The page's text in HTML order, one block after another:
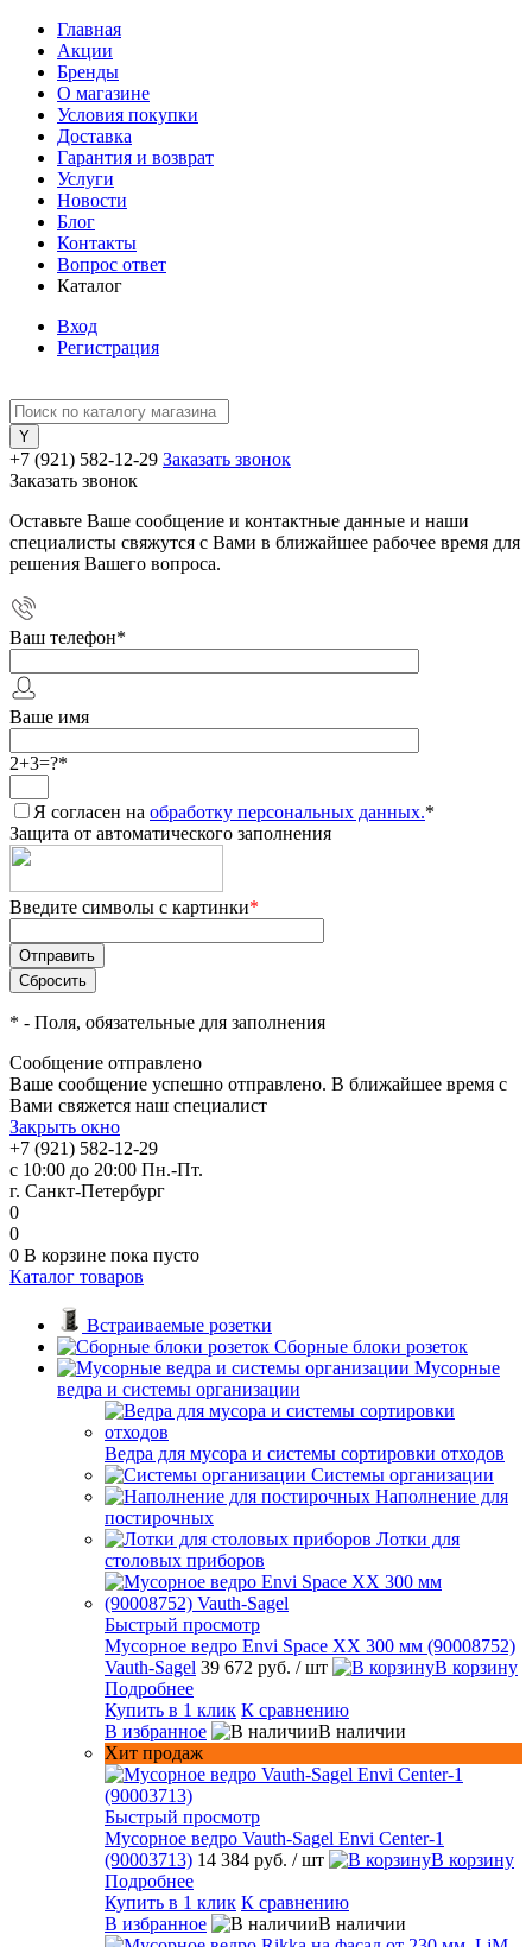
Главная
Акции
Бренды
О магазине
Условия покупки
Доставка
Гарантия и возврат
Услуги
Новости
Блог
Контакты
Вопрос ответ
Каталог
Вход
Регистрация
+7 (921) 582-12-29 Заказать звонок
Заказать звонок
Оставьте Ваше сообщение и контактные данные и наши
специалисты свяжутся с Вами в ближайшее рабочее время для
решения Вашего вопроса.
Ваш телефон*
Ваше имя
2+3=?*
Я согласен на обработку персональных данных.*
Защита от автоматического заполнения
Введите символы с картинки*
* - Поля, обязательные для заполнения
Сообщение отправлено
Ваше сообщение успешно отправлено. В ближайшее время с
Вами свяжется наш специалист
Закрыть окно
+7 (921) 582-12-29
с 10:00 до 20:00 Пн.-Пт.
г. Санкт-Петербург
0
0
0 В корзине пока пусто
Каталог товаров
Встраиваемые розетки
Сборные блоки розеток
Мусорные
ведра и системы организации
Ведра для мусора и системы сортировки отходов
Системы организации
Наполнение для
постирочных
Лотки для
столовых приборов
Быстрый просмотр
Мусорное ведро Envi Space XX 300 мм (90008752)
Vauth-Sagel 39 672 руб. / шт
В корзину
Подробнее
Купить в 1 клик К сравнению
В избранное
В наличии
Хит продаж
Быстрый просмотр
Мусорное ведро Vauth-Sagel Envi Center-1
(90003713) 14 384 руб. / шт
В корзину
Подробнее
Купить в 1 клик К сравнению
В избранное
В наличии